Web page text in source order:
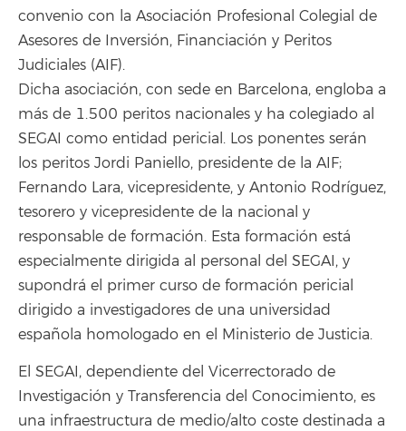
convenio con la Asociación Profesional Colegial de
Asesores de Inversión, Financiación y Peritos
Judiciales (AIF).
Dicha asociación, con sede en Barcelona, engloba a
más de 1.500 peritos nacionales y ha colegiado al
SEGAI como entidad pericial. Los ponentes serán
los peritos Jordi Paniello, presidente de la AIF;
Fernando Lara, vicepresidente, y Antonio Rodríguez,
tesorero y vicepresidente de la nacional y
responsable de formación. Esta formación está
especialmente dirigida al personal del SEGAI, y
supondrá el primer curso de formación pericial
dirigido a investigadores de una universidad
española homologado en el Ministerio de Justicia.
El SEGAI, dependiente del Vicerrectorado de
Investigación y Transferencia del Conocimiento, es
una infraestructura de medio/alto coste destinada a